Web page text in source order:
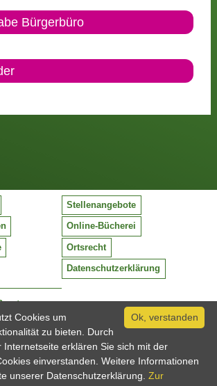
Bürgerbüro
38
05263 / 409-0
info@barntrup.de
Stellenangebote
Online-Bücherei
Ortsrecht
Datenschutzerklärung
Ok, verstanden
Cookies um
zu bieten. Durch
Internetseite erklären Sie sich mit der
einverstanden. Weitere Informationen
unserer Datenschutzerklärung. Zur